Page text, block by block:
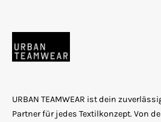
URBAN TEAMWEAR ist dein
Partner für jedes Textilkonzept. Von